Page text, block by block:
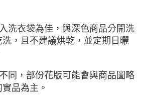
洗衣袋為佳，與深色商品分開洗
，且不建議烘乾，並定期日曬
同，部份花版可能會與商品圖略
品為主。